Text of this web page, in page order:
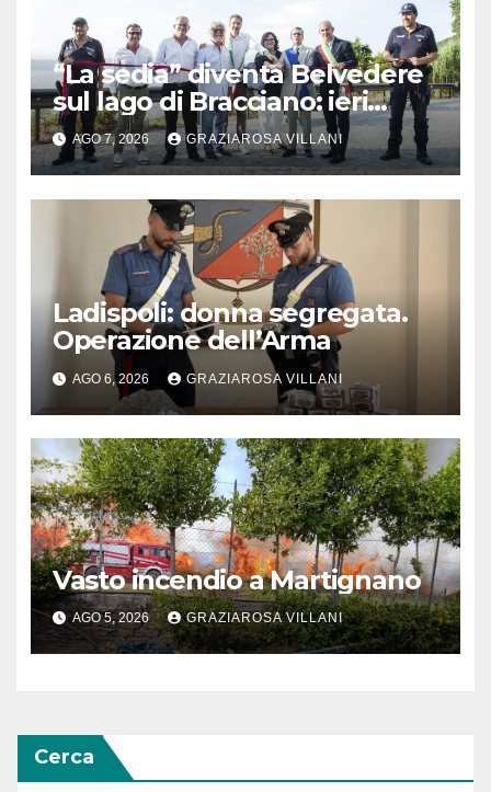
“La sedia” diventa Belvedere
sul lago di Bracciano: ieri
l’inaugurazione
AGO 7, 2026 GRAZIAROSA VILLANI
Ladispoli: donna segregata.
Operazione dell’Arma
AGO 6, 2026 GRAZIAROSA VILLANI
Vasto incendio a Martignano
AGO 5, 2026 GRAZIAROSA VILLANI
Cerca